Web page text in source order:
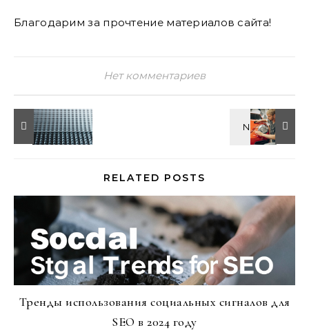
Благодарим за прочтение материалов сайта!
Нет комментариев
RELATED POSTS
Тренды использования социальных сигналов для
SEO в 2024 году